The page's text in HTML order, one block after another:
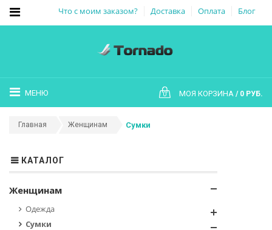
Что с моим заказом? Доставка Оплата Блог
МЕНЮ 0 МОЯ КОРЗИНА 0 РУБ.
Главная Женщинам Сумки
КАТАЛОГ
Женщинам
Одежда
Сумки